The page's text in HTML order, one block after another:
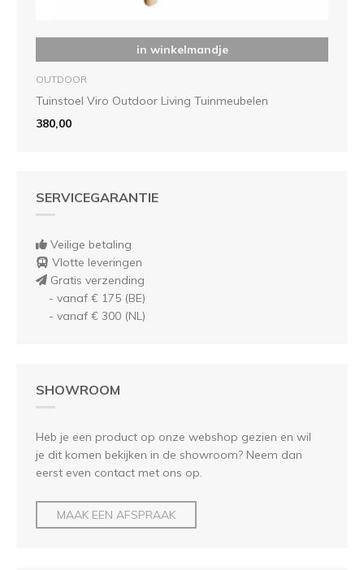
in winkelmandje
OUTDOOR
Tuinstoel Viro Outdoor Living Tuinmeubelen
380,00
SERVICEGARANTIE
Veilige betaling
Vlotte leveringen
Gratis verzending
- vanaf € 175 (BE)
- vanaf € 300 (NL)
SHOWROOM
Heb je een product op onze webshop gezien en wil
je dit komen bekijken in de showroom? Neem dan
eerst even contact met ons op.
MAAK EEN AFSPRAAK